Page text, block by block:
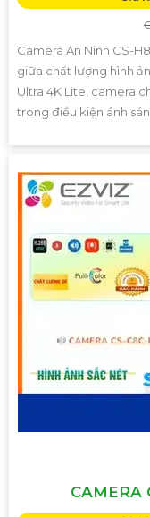
Camera An Ninh CS-
giữa chất lượng hình
Ultra 4K Lite, camera
trong điều kiện ánh
CAMERA